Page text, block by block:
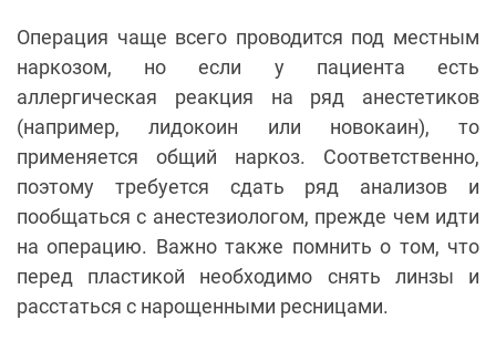
Операция чаще всего проводится под местным
наркозом, но если у пациента есть
аллергическая реакция на ряд анестетиков
(например, лидокоин или новокаин), то
применяется общий наркоз. Соответственно,
поэтому требуется сдать ряд анализов и
пообщаться с анестезиологом, прежде чем идти
на операцию. Важно также помнить о том, что
перед пластикой необходимо снять линзы и
расстаться с нарощенными ресницами.